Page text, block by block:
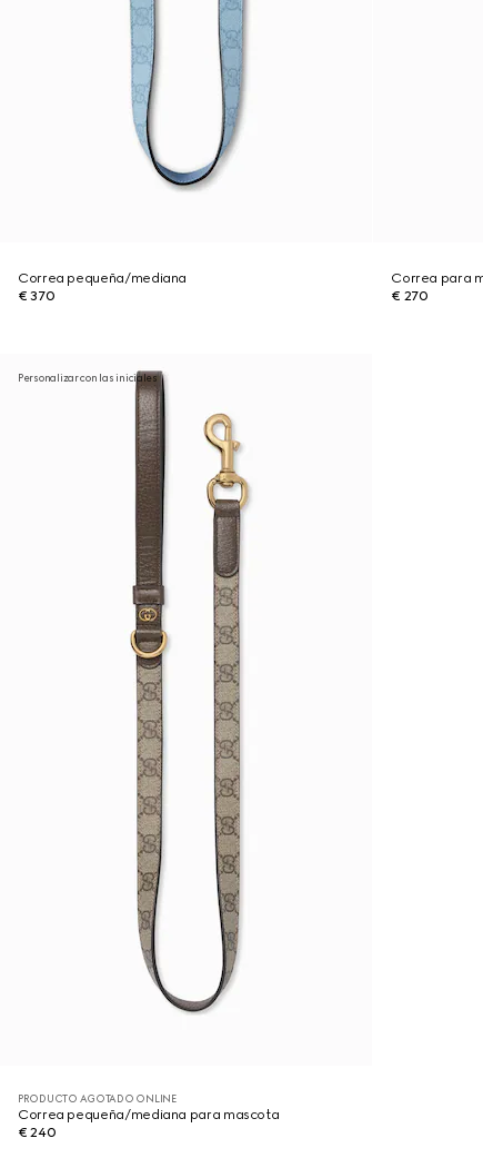
Correa pequeña/mediana
€ 370
Correa para
€ 270
Personalizar con las iniciales
PRODUCTO AGOTADO ONLINE
Correa pequeña/mediana para mascota
€ 240